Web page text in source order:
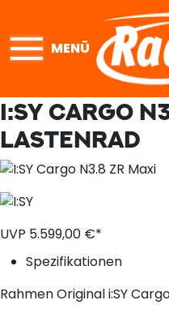
MENÜ
I:SY CARGO
LASTENRAD
UVP 5.599,00 €*
Spezifikationen
RahmenOriginal i:SY